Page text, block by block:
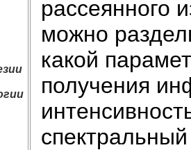
рассеянного
можно
какой
получения